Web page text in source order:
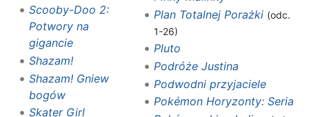
Scooby-Doo 2:
Potwory na
gigancie
Shazam!
Shazam! Gniew
bogów
Skater Girl
Plan Totalnej Porażki (odc.
1-26)
Pluto
Podróże Justina
Podwodni przyjaciele
Pokémon Horyzonty: Seria